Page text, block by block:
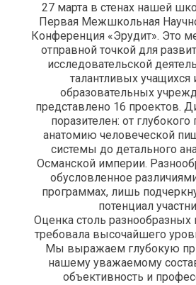
27 марта в стенах нашей
Первая Межшкольная
Конференция «Эрудит». Это
отправной точкой для
исследовательской
талантливых учащихся
образовательных
представлено 16 проектов.
поразителен: от
анатомию человеческой
системы до детального
Османской империи.
обусловленное
программах, лишь
потенциал
Оценка столь разнообразных
требовала высочайшего
Мы выражаем глубокую
нашему уважаемому
объективность и